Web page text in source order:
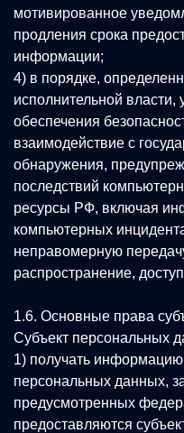
мотивированное
продления срока
информации;
4) в порядке,
исполнительной
обеспечения
взаимодействие с
обнаружения,
последствий
ресурсы РФ, включая
компьютерных
неправомерную
распространение,
1.6. Основные права
Субъект персональных
1) получать
персональных данных,
предусмотренных
предоставляются